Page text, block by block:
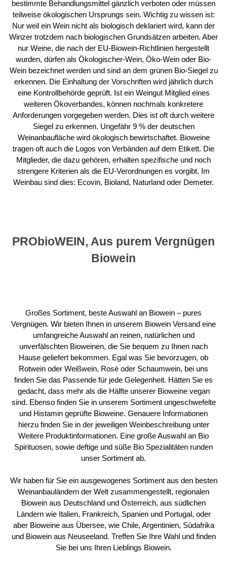
bestimmte Behandlungsmittel gänzlich verboten oder müssen
teilweise ökologischen Ursprungs sein. Wichtig zu wissen ist:
Nur weil ein Wein nicht als biologisch deklariert wird, kann der
Winzer trotzdem nach biologischen Grundsätzen arbeiten. Aber
nur Weine, die nach der EU-Biowein-Richtlinien hergestellt
wurden, dürfen als Ökologischer-Wein, Öko-Wein oder Bio-
Wein bezeichnet werden und sind an dem grünen Bio-Siegel zu
erkennen. Die Einhaltung der Vorschriften wird jährlich durch
eine Kontrollbehörde geprüft. Ist ein Weingut Mitglied eines
weiteren Ökoverbandes, können nochmals konkretere
Anforderungen vorgegeben werden. Dies ist oft durch weitere
Siegel zu erkennen. Ungefähr 9 % der deutschen
Weinanbaufläche wird ökologisch bewirtschaftet. Bioweine
tragen oft auch die Logos von Verbänden auf dem Etikett. Die
Mitglieder, die dazu gehören, erhalten spezifische und noch
strengere Kriterien als die EU-Verordnungen es vorgibt. Im
Weinbau sind dies: Ecovin, Bioland, Naturland oder Demeter.
PRObioWEIN, Aus purem Vergnügen
Biowein
Großes Sortiment, beste Auswahl an Biowein – pures
Vergnügen. Wir bieten Ihnen in unserem Biowein Versand eine
umfangreiche Auswahl an reinen, natürlichen und
unverfälschten Bioweinen, die Sie bequem zu Ihnen nach
Hause geliefert bekommen. Egal was Sie bevorzugen, ob
Rotwein oder Weißwein, Rosè oder Schaumwein, bei uns
finden Sie das Passende für jede Gelegenheit. Hätten Sie es
gedacht, dass mehr als die Hälfte unserer Bioweine vegan
sind. Ebenso finden Sie in unserem Sortiment ungeschwefelte
und Histamin geprüfte Bioweine. Genauere Informationen
hierzu finden Sie in der jeweiligen Weinbeschreibung unter
Weitere Produktinformationen. Eine große Auswahl an Bio
Spirituosen, sowie deftige und süße Bio Spezialitäten runden
unser Sortiment ab.
Wir haben für Sie ein ausgewogenes Sortiment aus den besten
Weinanbauländern der Welt zusammengestellt, regionalen
Biowein aus Deutschland und Österreich, aus südlichen
Ländern wie Italien, Frankreich, Spanien und Portugal, oder
aber Bioweine aus Übersee, wie Chile, Argentinien, Südafrika
und Biowein aus Neuseeland. Treffen Sie Ihre Wahl und finden
Sie bei uns Ihren Lieblings Biowein.